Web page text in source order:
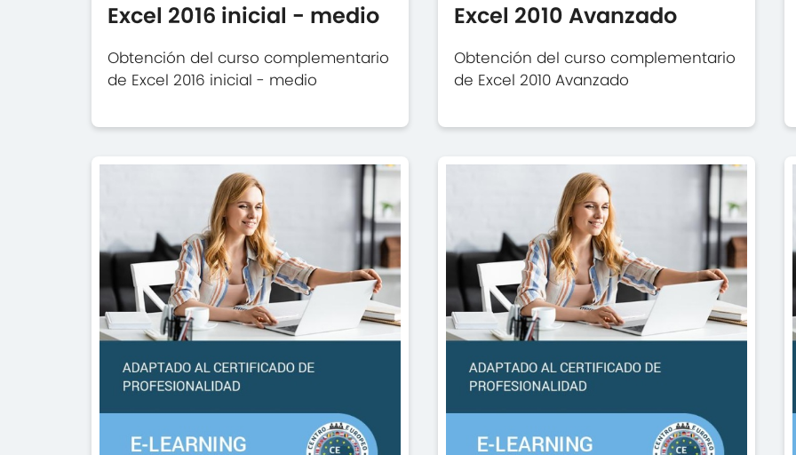
Excel 2016 inicial - medio
Obtención del curso complementario
de Excel 2016 inicial - medio
Excel 2010 Avanzado
Obtención del curso complementario
de Excel 2010 Avanzado